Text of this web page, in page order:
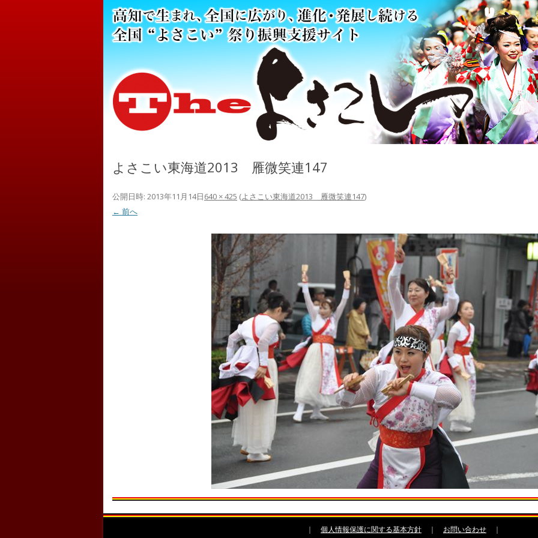
よさこい東海道2013 雁微笑連147
公開日時: 2013年11月14日640 × 425 (よさこい東海道2013 雁微笑連147)
← 前へ
｜ 個人情報保護に関する基本方針 ｜ お問い合わせ ｜